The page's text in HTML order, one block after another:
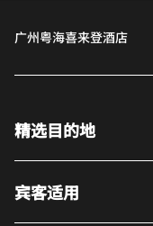
广州粤海喜来登酒店
精选目的地
宾客适用